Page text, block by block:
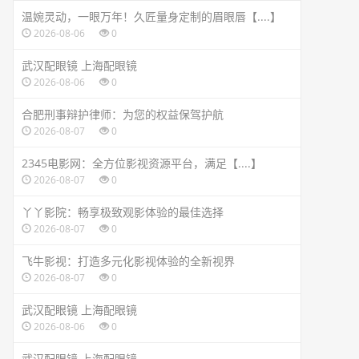
温婉灵动，一眼万年！久匠量身定制的眉眼唇【....】
2026-08-06 0
武汉配眼镜 上海配眼镜
2026-08-06 0
合肥刑事辩护律师：为您的权益保驾护航
2026-08-07 0
2345电影网：全方位影视资源平台，满足【....】
2026-08-07 0
丫丫影院：畅享极致观影体验的最佳选择
2026-08-07 0
飞牛影视：打造多元化影视体验的全新视界
2026-08-07 0
武汉配眼镜 上海配眼镜
2026-08-06 0